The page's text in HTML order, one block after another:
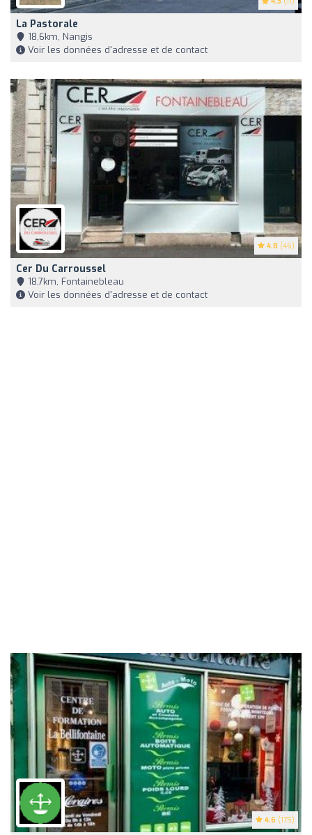
La Pastorale
18,6km, Nangis
Voir les données d'adresse et de contact
4.8 (46)
Cer Du Carroussel
18,7km, Fontainebleau
Voir les données d'adresse et de contact
4.6 (175)